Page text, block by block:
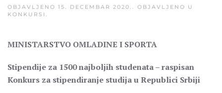
OBJAVLJENO 15. DECEMBAR 2020. . OBJAVLJENO U
KONKURSI .
MINISTARSTVO OMLADINE I SPORTA
Stipendije za 1500 najboljih studenata – raspisan
Konkurs za stipendiranje studija u Republici Srbiji